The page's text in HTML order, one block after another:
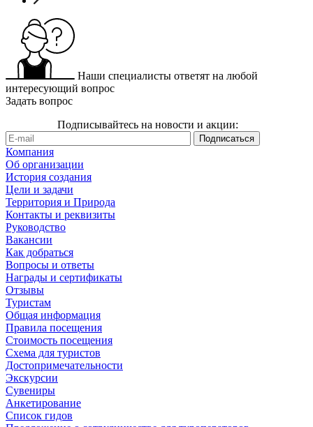
Наши специалисты ответят на любой
интересующий вопрос
Задать вопрос
Подписывайтесь на новости и акции:
Компания
Об организации
История создания
Цели и задачи
Территория и Природа
Контакты и реквизиты
Руководство
Вакансии
Как добраться
Вопросы и ответы
Награды и сертификаты
Отзывы
Туристам
Общая информация
Правила посещения
Стоимость посещения
Схема для туристов
Достопримечательности
Экскурсии
Сувениры
Анкетирование
Список гидов